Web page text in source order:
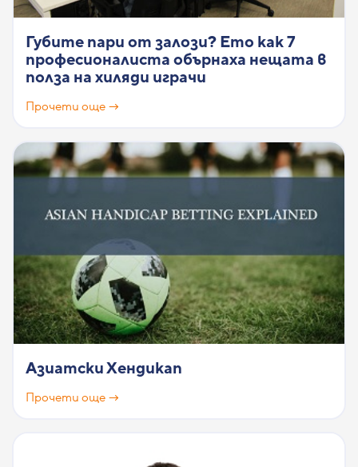
Губите пари от залози? Ето как 7
професионалиста обърнаха нещата в
полза на хиляди играчи
Прочети още →
Азиатски Хендикап
Прочети още →